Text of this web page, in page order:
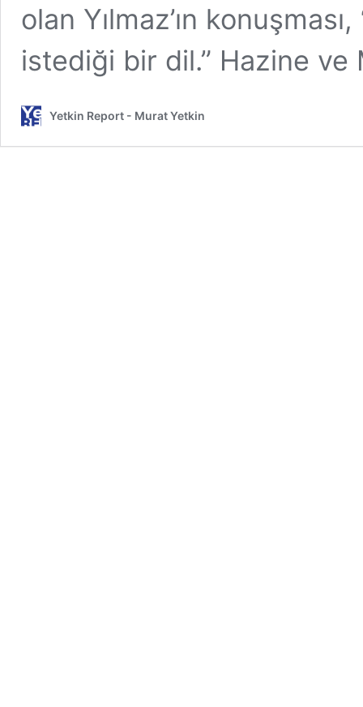
olan Yılmaz’ın
istediği bir dil.” Hazine
Yetkin Report - Murat Yetkin